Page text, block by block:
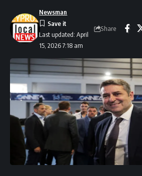
Last updated: April
15, 2026 7:18 am
Newsman
Share